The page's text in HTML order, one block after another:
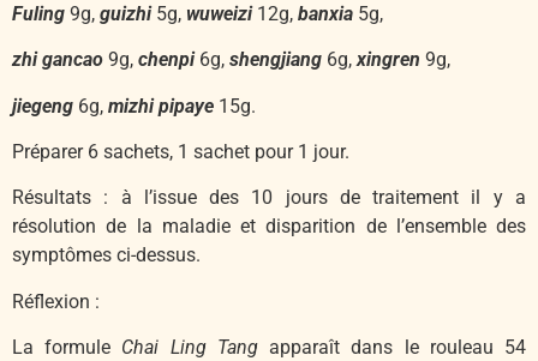
Fuling 9g, guizhi5g, wuweizi12g, banxia 5g,
zhi gancao 9g, chenpi6g, shengjiang 6g,xingren 9g,
jiegeng 6g, mizhi pipaye 15g.
Préparer 6 sachets, 1 sachet pour 1 jour.
Résultats : à l’issue des 10 jours de traitement il y a
résolution de la maladie et disparition de l’ensemble des
symptômes ci-dessus.
Réflexion :
La formule Chai Ling Tangapparaît dans le rouleau 54